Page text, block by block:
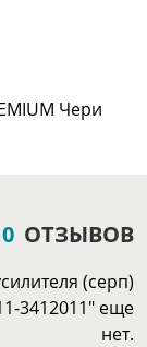
Чери
0 ОТЗЫВОВ
(серп)
3412011" еще
нет.